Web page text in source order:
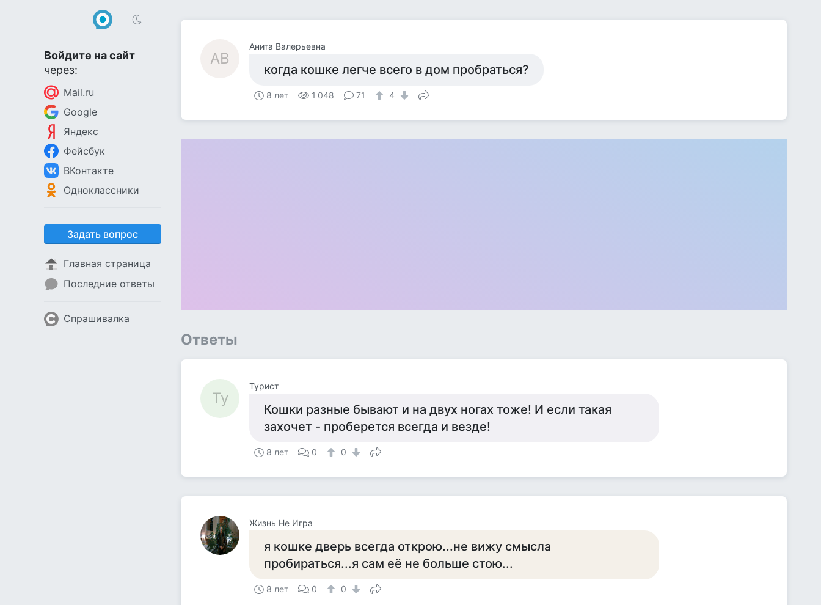
Войдите на сайт
через:
Mail.ru
Google
Яндекс
Фейсбук
ВКонтакте
Одноклассники
Задать вопрос
Главная страница
Последние ответы
Спрашивалка
АВ
Анита Валерьевна
когда кошке легче всего в дом пробраться?
8 лет 1 048 71 4
Ответы
Ту
Турист
Кошки разные бывают и на двух ногах тоже! И если такая
захочет - проберется всегда и везде!
8 лет 0 0
Жизнь Не Игра
я кошке дверь всегда открою...не вижу смысла
пробираться...я сам её не больше стою...
8 лет 0 0